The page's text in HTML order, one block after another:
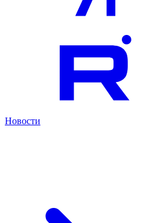
Новости